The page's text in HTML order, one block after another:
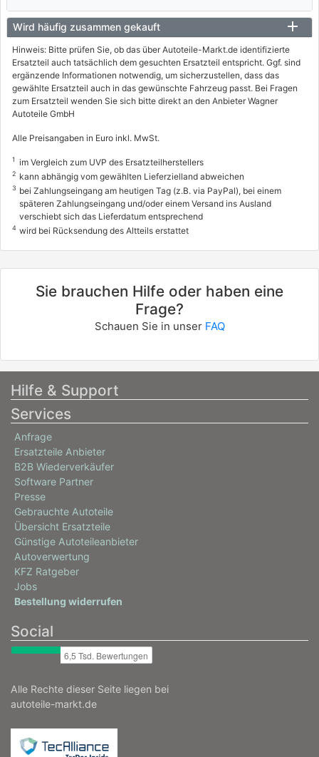
Wird häufig zusammen gekauft
Hinweis: Bitte prüfen Sie, ob das über Autoteile-Markt.de identifizierte
Ersatzteil auch tatsächlich dem gesuchten Ersatzteil entspricht. Ggf. sind
ergänzende Informationen notwendig, um sicherzustellen, dass das
gewählte Ersatzteil auch in das gewünschte Fahrzeug passt. Bei Fragen
zum Ersatzteil wenden Sie sich bitte direkt an den Anbieter Wagner
Autoteile GmbH
Alle Preisangaben in Euro inkl. MwSt.
1 im Vergleich zum UVP des Ersatzteilherstellers
2 kann abhängig vom gewählten Lieferzielland abweichen
3 bei Zahlungseingang am heutigen Tag (z.B. via PayPal), bei einem
späteren Zahlungseingang und/oder einem Versand ins Ausland
verschiebt sich das Lieferdatum entsprechend
4 wird bei Rücksendung des Altteils erstattet
Sie brauchen Hilfe oder haben eine
Frage?
Schauen Sie in unser FAQ
Hilfe & Support
Services
Anfrage
Ersatzteile Anbieter
B2B Wiederverkäufer
Software Partner
Presse
Gebrauchte Autoteile
Übersicht Ersatzteile
Günstige Autoteileanbieter
Autoverwertung
KFZ Ratgeber
Jobs
Bestellung widerrufen
Social
Alle Rechte dieser Seite liegen bei
autoteile-markt.de